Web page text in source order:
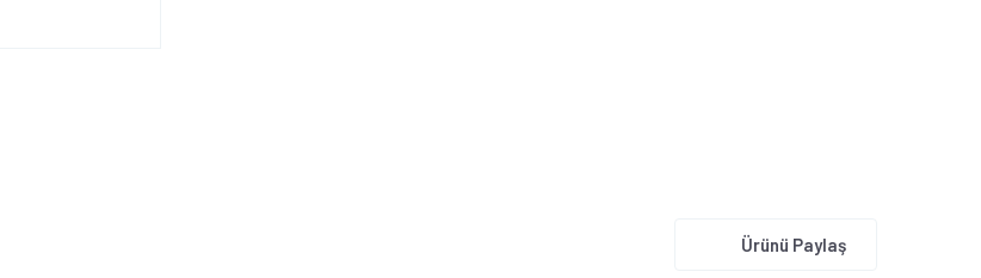
Ürünü Paylaş